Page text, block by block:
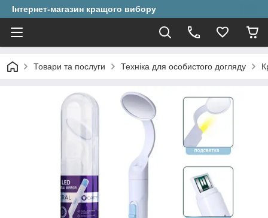
Інтернет-магазин кращого вибору
Товари та послуги Техніка для особистого догляду